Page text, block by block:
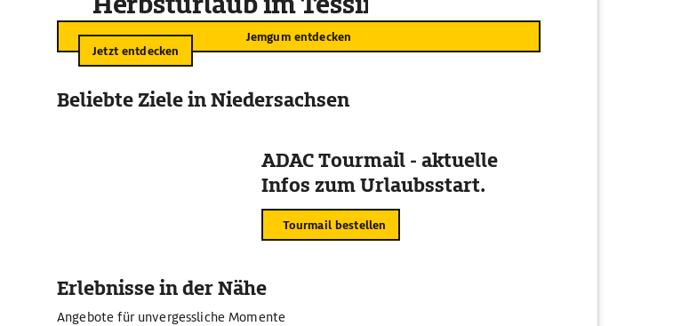
Jemgum entdecken
Jetzt entdecken
Beliebte Ziele in Niedersachsen
ADAC Tourmail - aktuelle
Infos zum Urlaubsstart.
Tourmail bestellen
Erlebnisse in der Nähe
Angebote für unvergessliche Momente